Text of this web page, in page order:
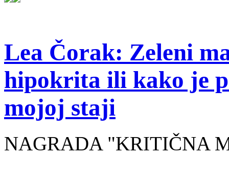
Lea Čorak: Zeleni
hipokrita ili kako je
mojoj staji
NAGRADA "KRITIČNA